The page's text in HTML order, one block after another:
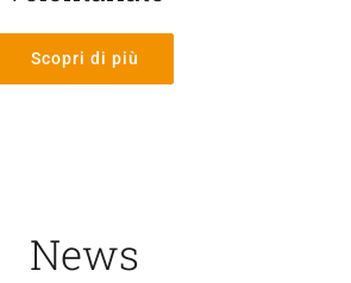
Scopri di più
News